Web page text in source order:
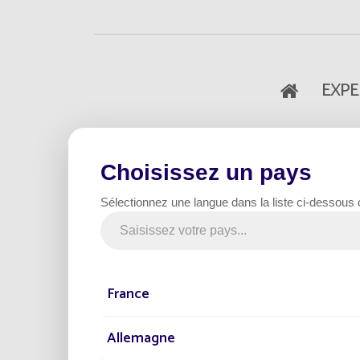
25 février 2019EXPERTISE
L’éclairage public
solaire trouve sa place
Choisissez un pays
Sélectionnez une langue dans la liste ci-dessous
France
Allemagne